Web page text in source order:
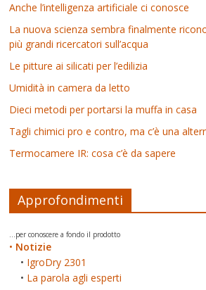
Anche l’intelligenza artificiale ci conosce
La nuova scienza sembra finalmente
più grandi ricercatori sull’acqua
Le pitture ai silicati per l’edilizia
Umidità in camera da letto
Dieci metodi per portarsi la muffa in casa
Tagli chimici pro e contro, ma c’è una
Termocamere IR: cosa c’è da sapere
Approfondimenti
...per conoscere a fondo il prodotto
• Notizie
• IgroDry 2301
• La parola agli esperti